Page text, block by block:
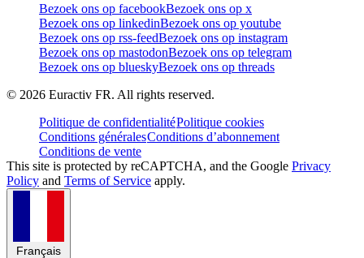
Bezoek ons op facebookBezoek ons op x
Bezoek ons op linkedinBezoek ons op youtube
Bezoek ons op rss-feedBezoek ons op instagram
Bezoek ons op mastodonBezoek ons op telegram
Bezoek ons op blueskyBezoek ons op threads
© 2026 Euractiv FR. All rights reserved.
Politique de confidentialitéPolitique cookies
Conditions généralesConditions d’abonnement
Conditions de vente
This site is protected by reCAPTCHA, and the Google Privacy
Policy and Terms of Service apply.
Français